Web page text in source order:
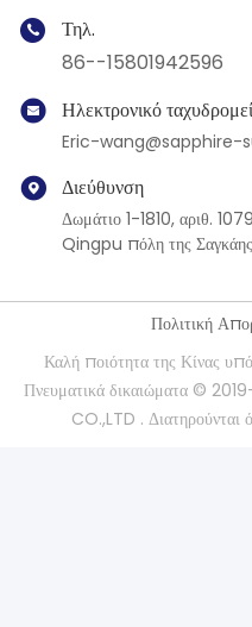
Τηλ.
86--15801942596
Ηλεκτρονικό
Eric-wang@sapphire-
Διεύθυνση
Δωμάτιο 1-1810, αριθ.
Qingpu πόλη της
Πολιτική
Καλή ποιότητα της Κίνας
Πνευματικά δικαιώματα ©
CO.,LTD . Διατηρούνται